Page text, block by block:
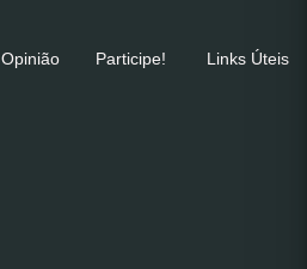
Opinião Participe! Links Úteis